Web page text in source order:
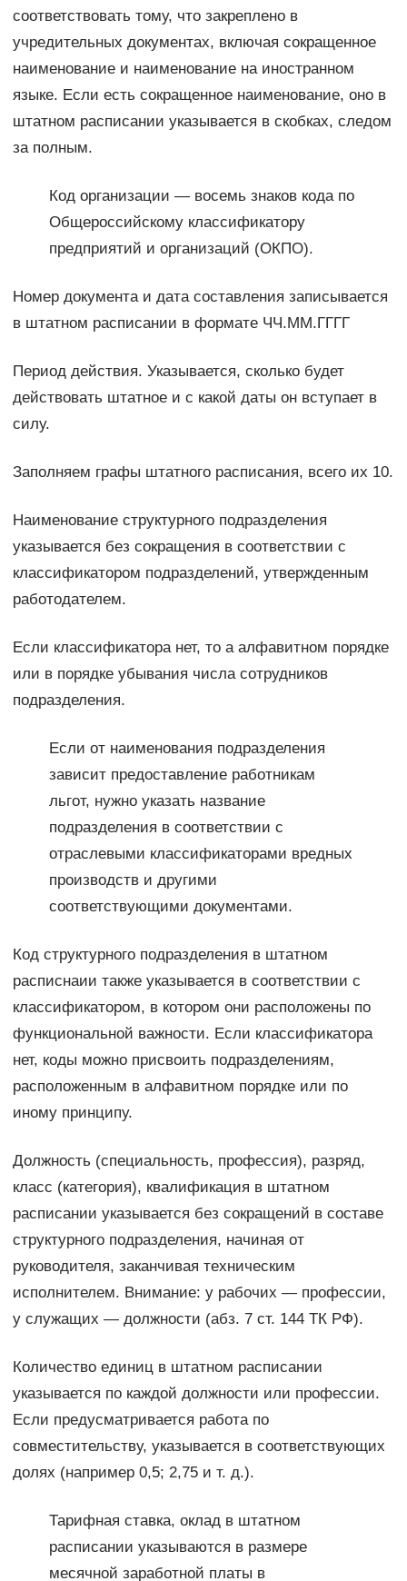
соответствовать тому, что закреплено в
учредительных документах, включая сокращенное
наименование и наименование на иностранном
языке. Если есть сокращенное наименование, оно в
штатном расписании указывается в скобках, следом
за полным.
Код организации — восемь знаков кода по
Общероссийскому классификатору
предприятий и организаций (ОКПО).
Номер документа и дата составления записывается
в штатном расписании в формате ЧЧ.ММ.ГГГГ
Период действия. Указывается, сколько будет
действовать штатное и с какой даты он вступает в
силу.
Заполняем графы штатного расписания, всего их 10.
Наименование структурного подразделения
указывается без сокращения в соответствии с
классификатором подразделений, утвержденным
работодателем.
Если классификатора нет, то а алфавитном порядке
или в порядке убывания числа сотрудников
подразделения.
Если от наименования подразделения
зависит предоставление работникам
льгот, нужно указать название
подразделения в соответствии с
отраслевыми классификаторами вредных
производств и другими
соответствующими документами.
Код структурного подразделения в штатном
расписнаии также указывается в соответствии с
классификатором, в котором они расположены по
функциональной важности. Если классификатора
нет, коды можно присвоить подразделениям,
расположенным в алфавитном порядке или по
иному принципу.
Должность (специальность, профессия), разряд,
класс (категория), квалификация в штатном
расписании указывается без сокращений в составе
структурного подразделения, начиная от
руководителя, заканчивая техническим
исполнителем. Внимание: у рабочих — профессии,
у служащих — должности (абз. 7 ст. 144 ТК РФ).
Количество единиц в штатном расписании
указывается по каждой должности или профессии.
Если предусматривается работа по
совместительству, указывается в соответствующих
долях (например 0,5; 2,75 и т. д.).
Тарифная ставка, оклад в штатном
расписании указываются в размере
месячной заработной платы в